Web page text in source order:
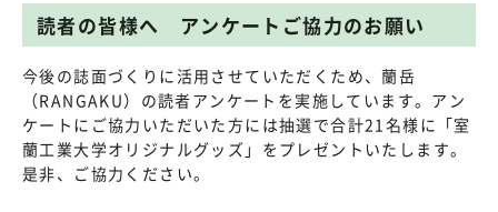
読者の皆様へ アンケートご協力のお願い
今後の誌面づくりに活用させていただくため、蘭岳
（RANGAKU）の読者アンケートを実施しています。アン
ケートにご協力いただいた方には抽選で合計21名様に「室
蘭工業大学オリジナルグッズ」をプレゼントいたします。
是非、ご協力ください。